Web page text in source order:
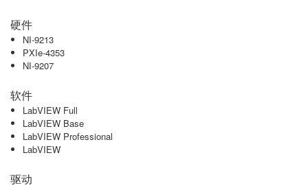
硬件
NI-9213
PXIe-4353
NI-9207
软件
LabVIEW Full
LabVIEW Base
LabVIEW Professional
LabVIEW
驱动